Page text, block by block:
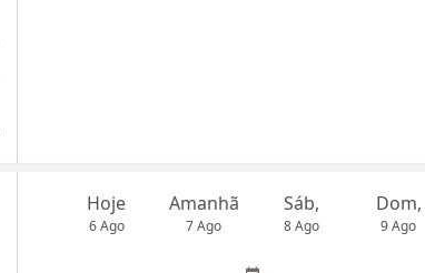
Hoje
6 Ago
Amanhã
7 Ago
Sáb,
8 Ago
Dom,
9 Ago